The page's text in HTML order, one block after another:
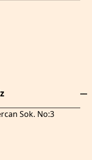
Sok. No:3